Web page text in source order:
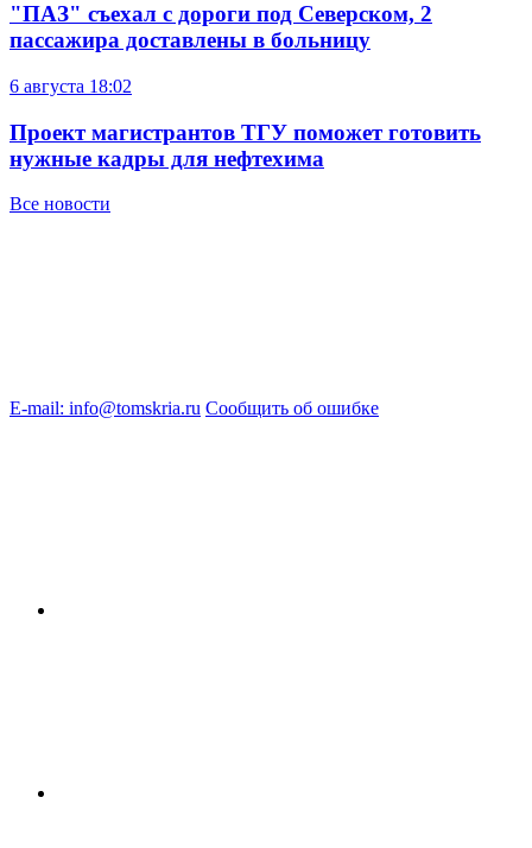
"ПАЗ" съехал с дороги под Северском, 2
пассажира доставлены в больницу
6 августа 18:02
Проект магистрантов ТГУ поможет готовить
нужные кадры для нефтехима
Все новости
E-mail: info@tomskria.ru Сообщить об ошибке